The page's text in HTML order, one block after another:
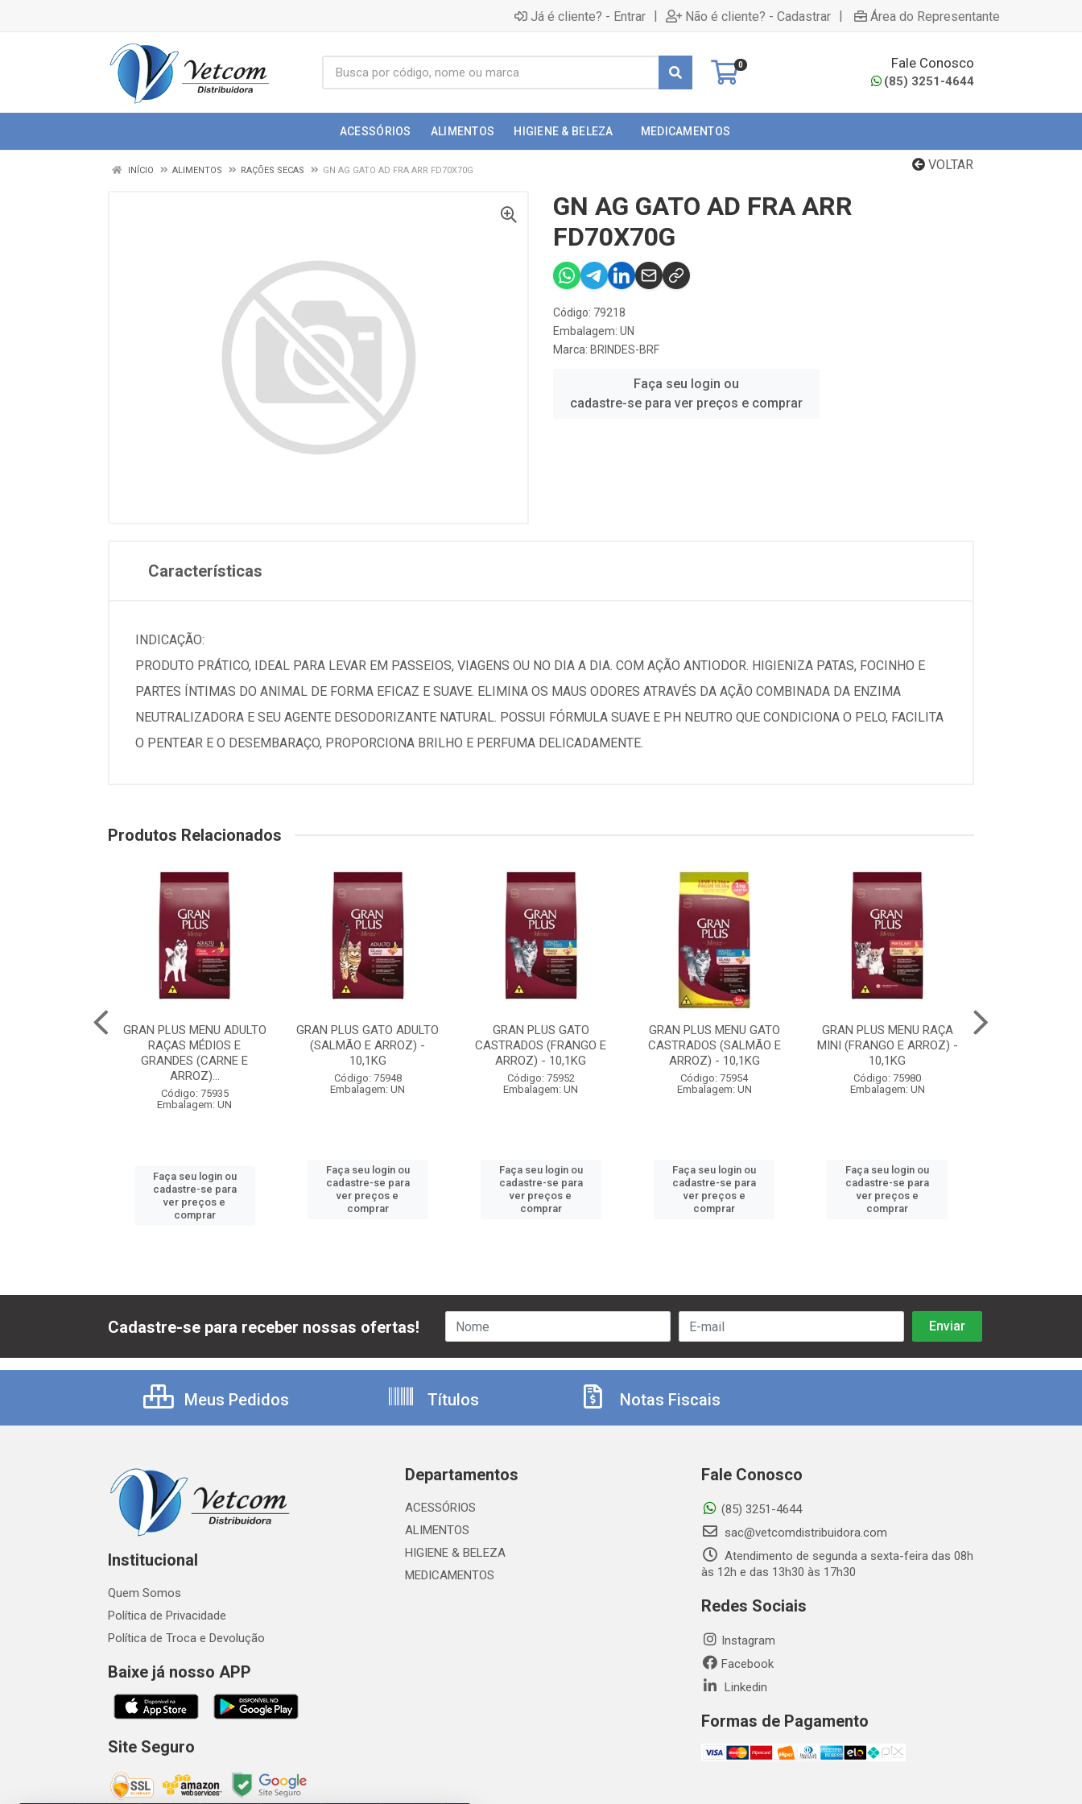
Já é cliente? - Entrar | Não é cliente? - Cadastrar | Área do Representante
0 Fale Conosco
(85) 3251-4644
ACESSÓRIOS ALIMENTOS HIGIENE & BELEZA MEDICAMENTOS
VOLTAR
INÍCIO ALIMENTOS RAÇÕES SECAS GN AG GATO AD FRA ARR FD70X70G
GN AG GATO AD FRA ARR
FD70X70G
Código: 79218
Embalagem: UN
Marca: BRINDES-BRF
Faça seu login ou
cadastre-se para ver preços e comprar
Características
INDICAÇÃO:
PRODUTO PRÁTICO, IDEAL PARA LEVAR EM PASSEIOS, VIAGENS OU NO DIA A DIA. COM AÇÃO ANTIODOR. HIGIENIZA PATAS, FOCINHO E
PARTES ÍNTIMAS DO ANIMAL DE FORMA EFICAZ E SUAVE. ELIMINA OS MAUS ODORES ATRAVÉS DA AÇÃO COMBINADA DA ENZIMA
NEUTRALIZADORA E SEU AGENTE DESODORIZANTE NATURAL. POSSUI FÓRMULA SUAVE E PH NEUTRO QUE CONDICIONA O PELO, FACILITA
O PENTEAR E O DESEMBARAÇO, PROPORCIONA BRILHO E PERFUMA DELICADAMENTE.
Produtos Relacionados
GRAN PLUS MENU ADULTO
RAÇAS MÉDIOS E
GRANDES (CARNE E
ARROZ)...
Código: 75935
Embalagem: UN
Faça seu login ou
cadastre-se para
ver preços e
comprar
GRAN PLUS GATO ADULTO
(SALMÃO E ARROZ) -
10,1KG
Código: 75948
Embalagem: UN
Faça seu login ou
cadastre-se para
ver preços e
comprar
GRAN PLUS GATO
CASTRADOS (FRANGO E
ARROZ) - 10,1KG
Código: 75952
Embalagem: UN
Faça seu login ou
cadastre-se para
ver preços e
comprar
GRAN PLUS MENU GATO
CASTRADOS (SALMÃO E
ARROZ) - 10,1KG
Código: 75954
Embalagem: UN
Faça seu login ou
cadastre-se para
ver preços e
comprar
GRAN PLUS MENU RAÇA
MINI (FRANGO E ARROZ) -
10,1KG
Código: 75980
Embalagem: UN
Faça seu login ou
cadastre-se para
ver preços e
comprar
Cadastre-se para receber nossas ofertas!
Meus Pedidos Títulos Notas Fiscais
Institucional
Quem Somos
Política de Privacidade
Política de Troca e Devolução
Baixe já nosso APP
Site Seguro
Departamentos
ACESSÓRIOS
ALIMENTOS
HIGIENE & BELEZA
MEDICAMENTOS
Fale Conosco
(85) 3251-4644
sac@vetcomdistribuidora.com
Atendimento de segunda a sexta-feira das 08h
às 12h e das 13h30 às 17h30
Redes Sociais
Instagram
Facebook
Linkedin
Formas de Pagamento